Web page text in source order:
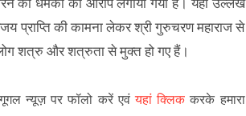
प्राप्ति की कामना लेकर श्री गुरुचरण महाराज से
शत्रु और शत्रुता से मुक्त हो गए हैं।
न्यूज़ पर फॉलो करें एवंयहां क्लिक करके हमारा